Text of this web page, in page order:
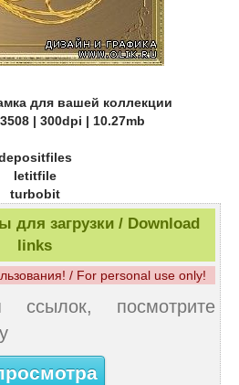
для вашей коллекции
| 300dpi | 10.27mb
letitfile
turbobit
загрузки / Download
links
/ For personal use only!
ссылок, посмотрите